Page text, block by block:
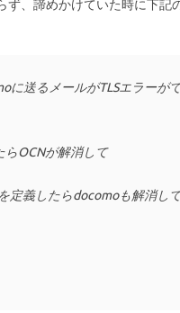
、諦めかけていた時に下記
送るメールがTLSエラーが
らOCNが解消して
定義したらdocomoも解消し